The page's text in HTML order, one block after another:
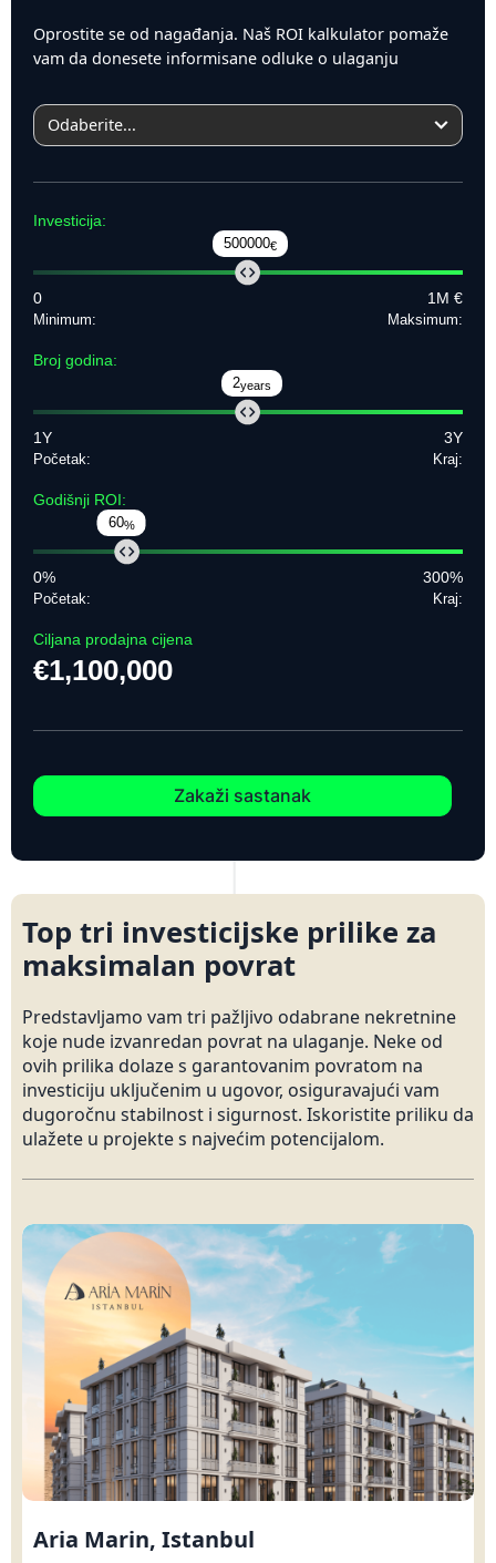
Oprostite se od nagađanja. Naš ROI kalkulator pomaže
vam da donesete informisane odluke o ulaganju
Investicija:
500000€
0
Minimum:
1M €
Maksimum:
Broj godina:
2years
1Y
Početak:
3Y
Kraj:
Godišnji ROI:
60%
0%
Početak:
300%
Kraj:
Ciljana prodajna cijena
€1,100,000
Zakaži sastanak
Top tri investicijske prilike za
maksimalan povrat
Predstavljamo vam tri pažljivo odabrane nekretnine
koje nude izvanredan povrat na ulaganje. Neke od
ovih prilika dolaze s garantovanim povratom na
investiciju uključenim u ugovor, osiguravajući vam
dugoročnu stabilnost i sigurnost. Iskoristite priliku da
ulažete u projekte s najvećim potencijalom.
Aria Marin, Istanbul